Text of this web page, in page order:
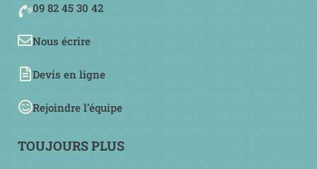
09 82 45 30 42
Nous écrire
Devis en ligne
Rejoindre l’équipe
TOUJOURS PLUS